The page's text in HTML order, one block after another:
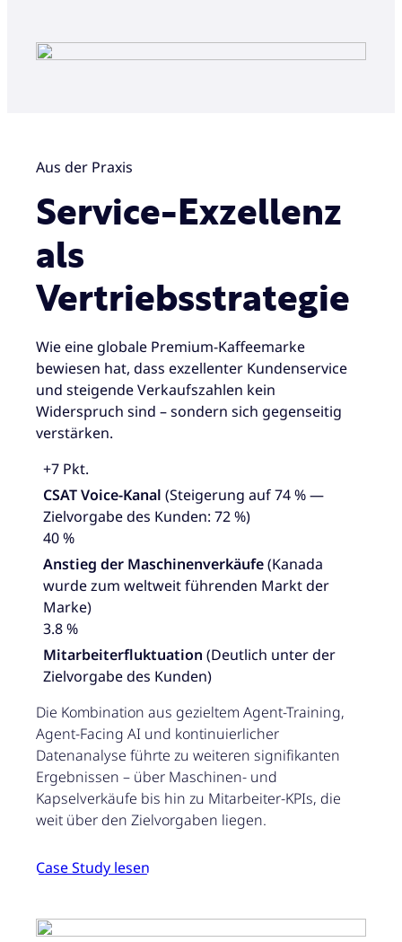
Aus der Praxis
Service-Exzellenz
als
Vertriebsstrategie
Wie eine globale Premium-Kaffeemarke
bewiesen hat, dass exzellenter Kundenservice
und steigende Verkaufszahlen kein
Widerspruch sind – sondern sich gegenseitig
verstärken.
+7 Pkt.
CSAT Voice-Kanal (Steigerung auf 74 % —
Zielvorgabe des Kunden: 72 %)
40 %
Anstieg der Maschinenverkäufe(Kanada
wurde zum weltweit führenden Markt der
Marke)
3.8 %
Mitarbeiterfluktuation (Deutlich unter der
Zielvorgabe des Kunden)
Die Kombination aus gezieltem Agent-Training,
Agent-Facing AI und kontinuierlicher
Datenanalyse führte zu weiteren signifikanten
Ergebnissen – über Maschinen- und
Kapselverkäufe bis hin zu Mitarbeiter-KPIs, die
weit über den Zielvorgaben liegen.
Case Study lesen